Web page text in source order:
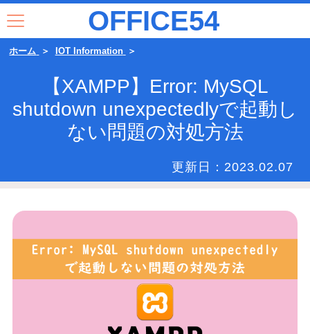
OFFICE54
ホーム IOT Information
【XAMPP】Error: MySQL
shutdown unexpectedlyで起動し
ない問題の対処方法
更新日： 2023.02.07